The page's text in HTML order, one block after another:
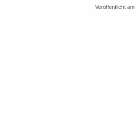
Veröffentlicht am